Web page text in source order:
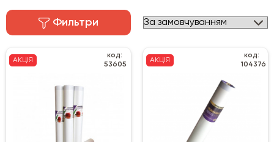
Фильтри
АКЦІЯ
код:
53605
АКЦІЯ
код:
104376